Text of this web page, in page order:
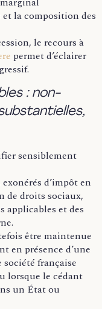
et la composition des
le recours à
permet d’éclairer
: non-
sensiblement
d’impôt en
de droits sociaux,
applicables et des
être maintenue
en présence d’une
française
lorsque le cédant
un État ou